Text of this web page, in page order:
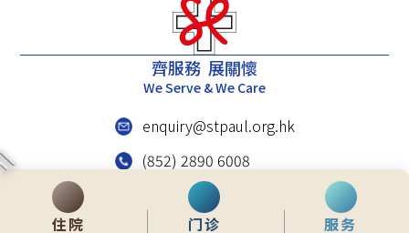
住院 门诊 服务
齊服務 展關懷
We Serve & We Care
enquiry@stpaul.org.hk
(852) 2890 6008
香港铜锣湾东院道2号